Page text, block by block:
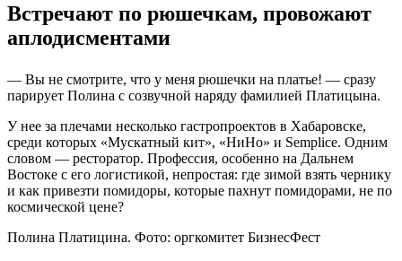
Встречают по рюшечкам, провожают
аплодисментами
— Вы не смотрите, что у меня рюшечки на платье! — сразу
парирует Полина с созвучной наряду фамилией Платицына.
У нее за плечами несколько гастропроектов в Хабаровске,
среди которых «Мускатный кит», «НиНо» и Semplice. Одним
словом — ресторатор. Профессия, особенно на Дальнем
Востоке с его логистикой, непростая: где зимой взять чернику
и как привезти помидоры, которые пахнут помидорами, не по
космической цене?
Полина Платицина. Фото: оргкомитет БизнесФест